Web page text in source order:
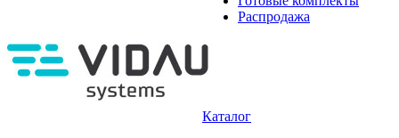
Распродажа
Каталог